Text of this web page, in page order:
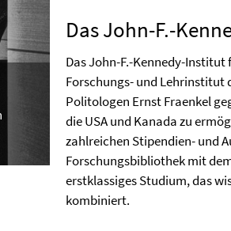
Das John-F.-
Das John-F.-Kennedy-
Forschungs- und Lehrinstitut
Politologen Ernst Fraenkel
die USA und Kanada zu
zahlreichen Stipendien- und
Forschungsbibliothek mit
erstklassiges Studium, das
kombiniert.